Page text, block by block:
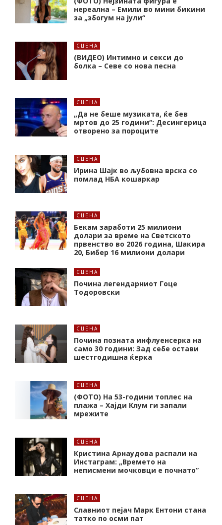
нереална – Емили во мини бикини
за „збогум на јули“
СЦЕНА
(ВИДЕО) Интимно и секси до
болка – Севе со нова песна
СЦЕНА
„Да не беше музиката, ќе бев
мртов до 25 години“: Десингерица
отворено за пороците
СЦЕНА
Ирина Шајк во љубовна врска со
помлад НБА кошаркар
СЦЕНА
Бекам заработи 25 милиони
долари за време на Светското
првенство во 2026 година, Шакира
20, Бибер 16 милиони долари
СЦЕНА
Почина легендарниот Гоце
Тодоровски
СЦЕНА
Почина позната инфлуенсерка на
само 30 години: Зад себе остави
шестгодишна ќерка
СЦЕНА
(ФОТО) На 53-години топлес на
плажа – Хајди Клум ги запали
мрежите
СЦЕНА
Кристина Арнаудова распали на
Инстаграм: „Времето на
неписмени мочковци е почнато”
СЦЕНА
Славниот пејач Марк Ентони стана
татко по осми пат